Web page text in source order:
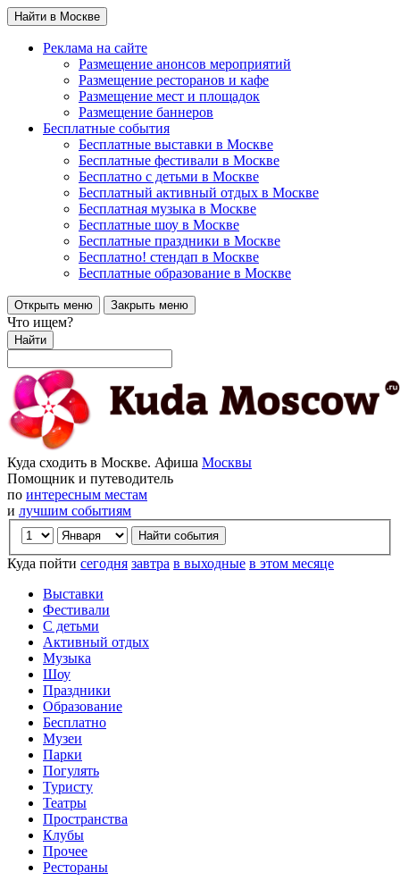
Найти в Москве
Реклама на сайте
Размещение анонсов мероприятий
Размещение ресторанов и кафе
Размещение мест и площадок
Размещение баннеров
Бесплатные события
Бесплатные выставки в Москве
Бесплатные фестивали в Москве
Бесплатно с детьми в Москве
Бесплатный активный отдых в Москве
Бесплатная музыка в Москве
Бесплатные шоу в Москве
Бесплатные праздники в Москве
Бесплатно! стендап в Москве
Бесплатные образование в Москве
Открыть меню Закрыть меню
Что ищем?
Найти
Куда сходить в Москве. Афиша Москвы
Помощник и путеводитель
по интересным местам
и лучшим событиям
Куда пойти сегодня завтра в выходные в этом месяце
Выставки
Фестивали
С детьми
Активный отдых
Музыка
Шоу
Праздники
Образование
Бесплатно
Музеи
Парки
Погулять
Туристу
Театры
Пространства
Клубы
Прочее
Рестораны